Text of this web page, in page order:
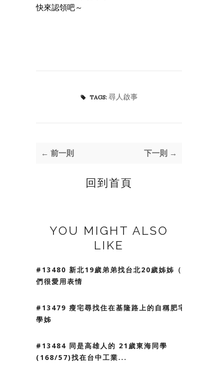
快來認領吧～
TAGS: 尋人啟事
← 前一則 下一則 →
回到首頁
YOU MIGHT ALSO
LIKE
#13480 新北19歲弟弟找台北20歲姊姊（我
們很愛用表情
#13479 瘦宅尋找住在基隆路上的自稱肥宅
學姊
#13484 同是高雄人的 21歲東海同學
(168/57)找在台中工業...